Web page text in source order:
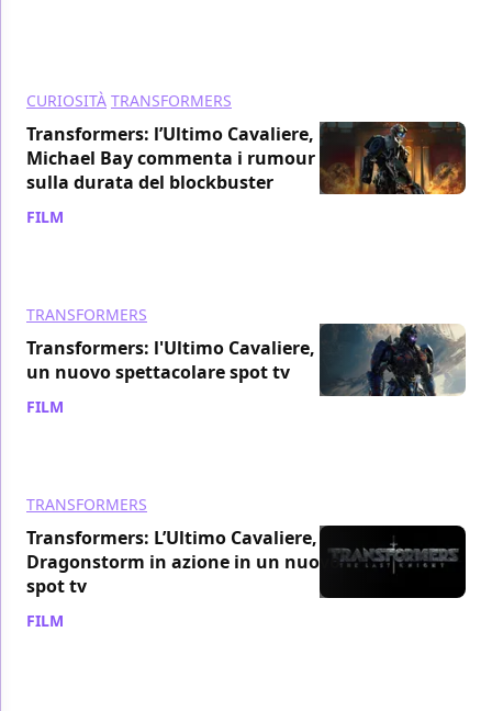
CURIOSITÀ TRANSFORMERS
Transformers: l’Ultimo Cavaliere,
Michael Bay commenta i rumour
sulla durata del blockbuster
FILM
TRANSFORMERS
Transformers: l'Ultimo Cavaliere,
un nuovo spettacolare spot tv
FILM
TRANSFORMERS
Transformers: L’Ultimo Cavaliere,
Dragonstorm in azione in un nuovo
spot tv
FILM